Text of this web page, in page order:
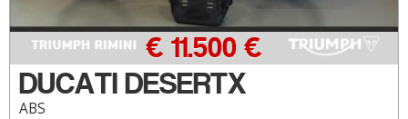
DUCATI DESERTX
ABS
€ 11.500 €